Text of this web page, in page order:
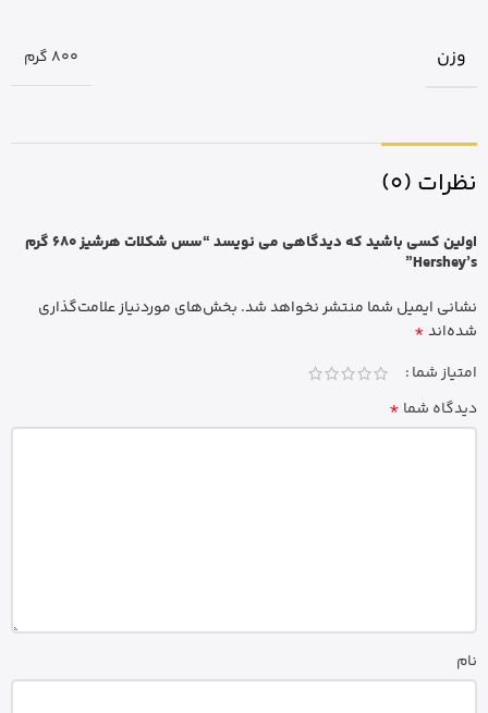
وزن 800 گرم
نظرات (0)
اولین کسی باشید که دیدگاهی می نویسد “سس شکلات هرشیز 680 گرم
Hershey’s”
نشانی ایمیل شما منتشر نخواهد شد. بخش‌های موردنیاز علامت‌گذاری
شده‌اند*
امتیاز شما
دیدگاه شما *
نام